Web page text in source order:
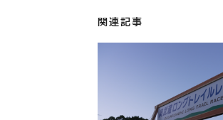
関連記事